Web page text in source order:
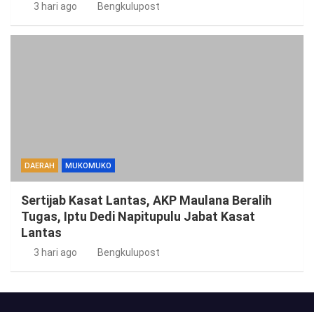
3 hari ago Bengkulupost
DAERAH MUKOMUKO
Sertijab Kasat Lantas, AKP Maulana Beralih
Tugas, Iptu Dedi Napitupulu Jabat Kasat
Lantas
3 hari ago Bengkulupost